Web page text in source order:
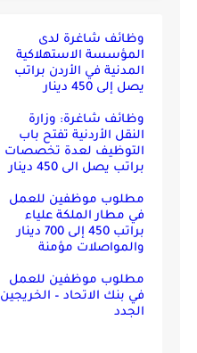
وظائف شاغرة لدى
المؤسسة الاستهلاكية
المدنية في الأردن براتب
يصل إلى 450 دينار
وظائف شاغرة: وزارة
النقل الأردنية تفتح باب
التوظيف لعدة تخصصات
براتب يصل الى 450 دينار
مطلوب موظفين للعمل
في مطار الملكة علياء
براتب 450 إلى 700 دينار
والمواصلات مؤمنة
مطلوب موظفين للعمل
في بنك الاتحاد – الخريجين
الجدد